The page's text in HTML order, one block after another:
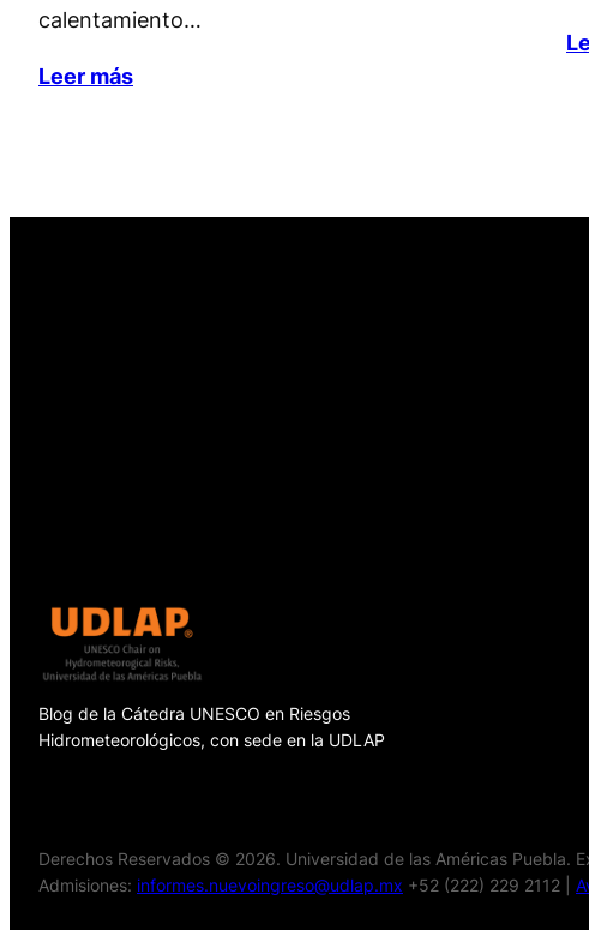
calentamiento…
Leer más
Blog de la Cátedra UNESCO en Riesgos
Hidrometeorológicos, con sede en la UDLAP
Derechos Reservados © 2026. Universidad de las Américas Puebla.
Admisiones: informes.nuevoingreso@udlap.mx +52 (222) 229 2112 |